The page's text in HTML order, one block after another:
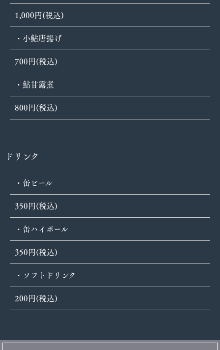
1,000円(税込)
・小鮎唐揚げ
700円(税込)
・鮎甘露煮
800円(税込)
ドリンク
・缶ビール
350円(税込)
・缶ハイボール
350円(税込)
・ソフトドリンク
200円(税込)